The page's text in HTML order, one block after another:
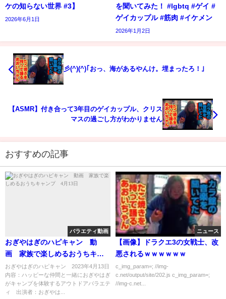
ケの知らない世界 #3】
2026年6月1日
を聞いてみた！ #lgbtq #ゲイ #
ゲイカップル #筋肉 #イケメン
2026年1月2日
彡(^)(^)｢おっ、海があるやんけ。埋まったろ！｣
【ASMR】付き合って3年目のゲイカップル、クリス
マスの過ごし方がわかりません
おすすめの記事
バラエティ動画
おぎやはぎのハピキャン 動
画 家族で楽しめるおうちキャ
ンプ 4月13日
おぎやはぎのハピキャン 2023年4月13日
内容：ハッピーな仲間と一緒におぎやはぎ
がキャンプを体験するアウトドアバラエテ
ィ 出演者：おぎやは...
ニュース
【画像】ドラクエ3の女戦士、改
悪されるｗｗｗｗｗｗ
c_img_param=; //img-
c.net/output/site/202.js c_img_param=;
//img-c.net...